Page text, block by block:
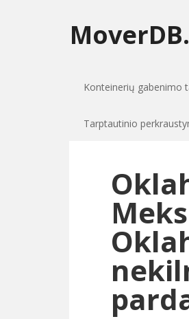
Konteinerių gabenimo
Tarptautinio